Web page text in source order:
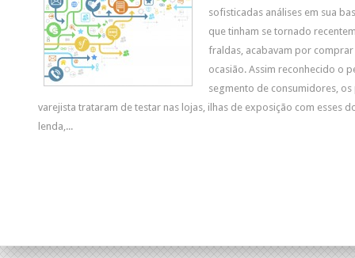
sofisticadas análises em sua
que tinham se tornado
fraldas, acabavam por comprar
ocasião. Assim reconhecido o
segmento de consumidores,
varejista trataram de testar nas lojas, ilhas de exposição com esses
lenda,...